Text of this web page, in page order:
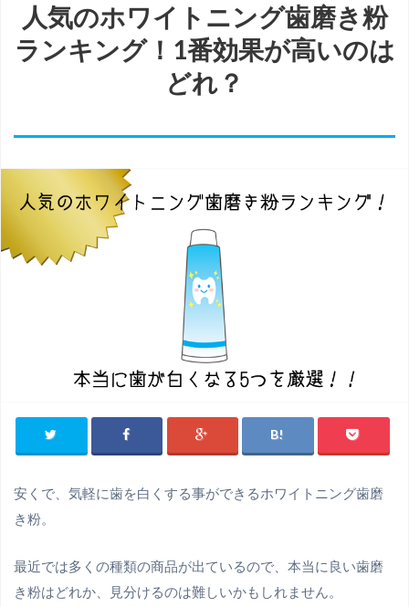
人気のホワイトニング歯磨き粉
ランキング！1番効果が高いのは
どれ？
安くで、気軽に歯を白くする事ができるホワイトニング歯磨
き粉。
最近では多くの種類の商品が出ているので、本当に良い歯磨
き粉はどれか、見分けるのは難しいかもしれません。